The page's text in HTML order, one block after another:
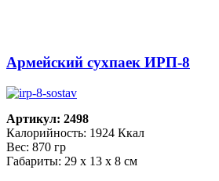
Армейский сухпаек ИРП-8
Артикул: 2498
Калорийность: 1924 Ккал
Вес: 870 гр
Габариты: 29 х 13 х 8 см